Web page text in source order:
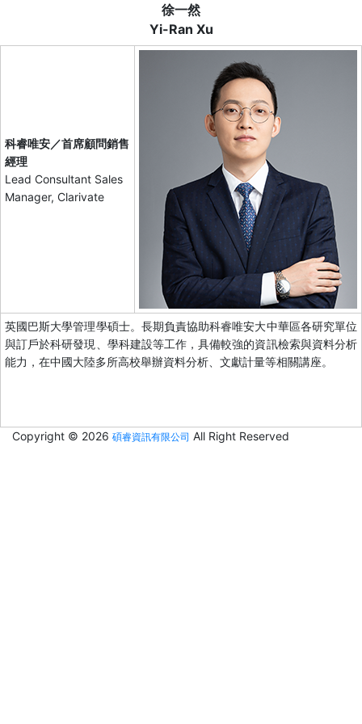
徐一然
Yi-Ran Xu
科睿唯安／首席顧問銷售
經理
Lead Consultant Sales
Manager, Clarivate
英國巴斯大學管理學碩士。長期負責協助科睿唯安大中華區各研究單位
與訂戶於科研發現、學科建設等工作，具備較強的資訊檢索與資料分析
能力，在中國大陸多所高校舉辦資料分析、文獻計量等相關講座。
Copyright © 2026 碩睿資訊有限公司 All Right Reserved